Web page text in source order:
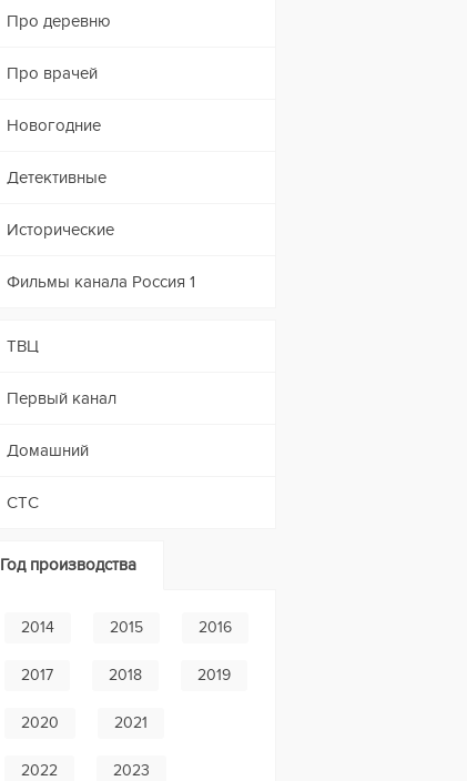
Про деревню
Про врачей
Новогодние
Детективные
Исторические
Фильмы канала Россия 1
ТВЦ
Первый канал
Домашний
СТС
Год производства
2014 2015 2016
2017 2018 2019
2020 2021
2022 2023